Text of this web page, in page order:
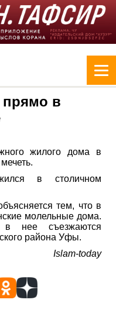
прямо в
жилого дома в
в столичном
тем, что в
молельные дома.
в нее съезжаются
района Уфы.
Islam-today